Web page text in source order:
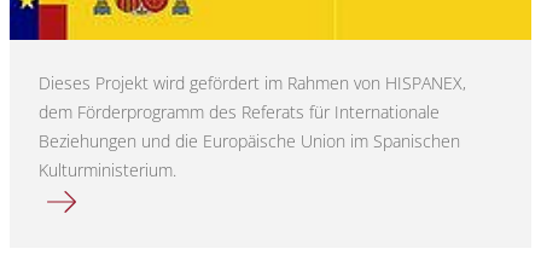
Dieses Projekt wird gefördert im Rahmen von HISPANEX,
dem Förderprogramm des Referats für Internationale
Beziehungen und die Europäische Union im Spanischen
Kulturministerium.
Mehr erfahren über